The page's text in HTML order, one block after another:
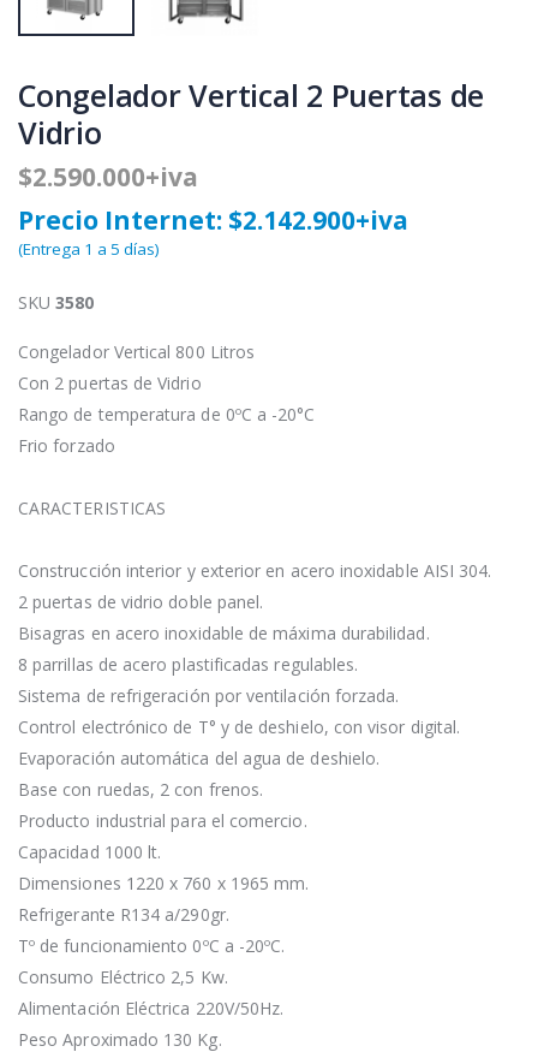
Congelador Vertical 2 Puertas de
Vidrio
$2.590.000+iva
Precio Internet: $2.142.900+iva
(Entrega 1 a 5 días)
SKU3580
Congelador Vertical 800 Litros
Con 2 puertas de Vidrio
Rango de temperatura de 0ºC a -20°C
Frio forzado
CARACTERISTICAS
Construcción interior y exterior en acero inoxidable AISI 304.
2 puertas de vidrio doble panel.
Bisagras en acero inoxidable de máxima durabilidad.
8 parrillas de acero plastificadas regulables.
Sistema de refrigeración por ventilación forzada.
Control electrónico de T° y de deshielo, con visor digital.
Evaporación automática del agua de deshielo.
Base con ruedas, 2 con frenos.
Producto industrial para el comercio.
Capacidad 1000 lt.
Dimensiones 1220 x 760 x 1965 mm.
Refrigerante R134 a/290gr.
Tº de funcionamiento 0ºC a -20ºC.
Consumo Eléctrico 2,5 Kw.
Alimentación Eléctrica 220V/50Hz.
Peso Aproximado 130 Kg.